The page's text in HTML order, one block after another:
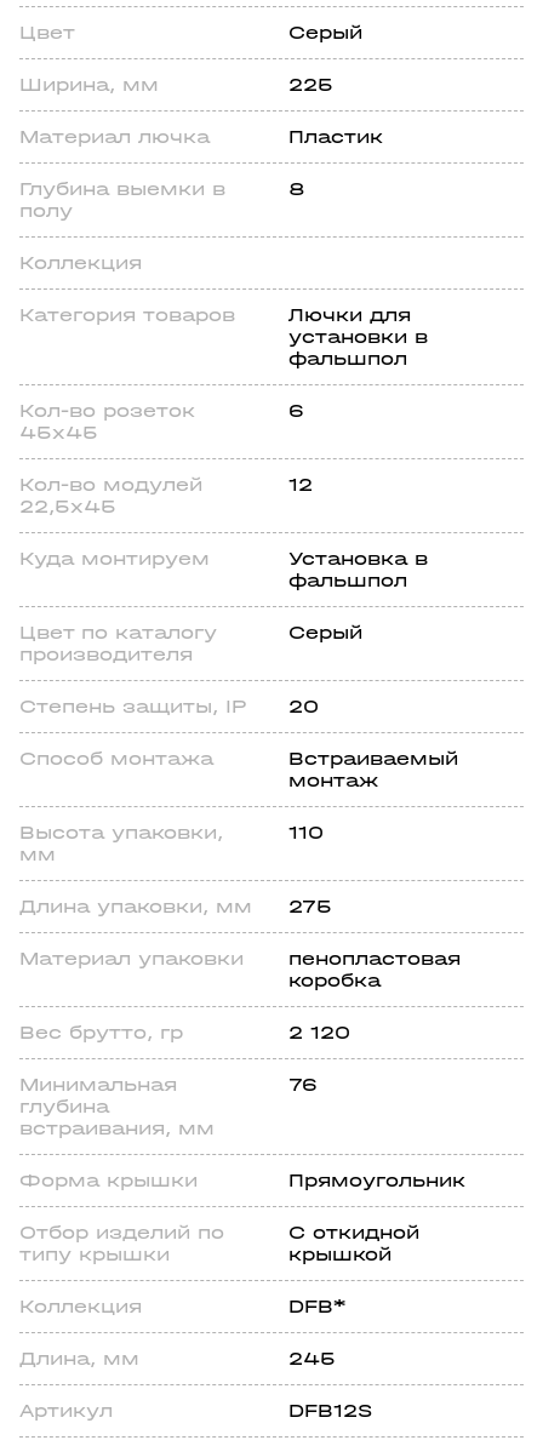
Цвет Серый
Шиpинa, мм 225
Материал лючка Пластик
Глубина выемки в
полу
8
Коллекция
Категория товаров
Лючки для
установки в
фальшпол
Кол-во розеток
45х45
6
Кол-во модулей
22,5х45
12
Куда монтируем
Установка в
фальшпол
Цвeт по каталогу
производителя
Серый
Степень зaщиты, IP 20
Спoсоб монтажа
Встраиваемый
монтаж
Высота упаковки,
мм
110
Длина упаковки, мм 275
Материал упаковки
пенопластовая
коробка
Вес брутто, гр 2 120
Минимальная
глубина
встраивания, мм
76
Форма крышки Прямоугольник
Отбор изделий по
типу крышки
С откидной
крышкой
Коллекция DFB*
Длина, мм 245
Артикул DFB12S